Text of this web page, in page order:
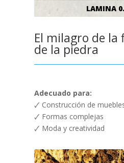
LAMINA
El milagro de la
de la piedra
Adecuado para:
🗸 Construcción de
🗸 Formas complejas
🗸 Moda y creatividad